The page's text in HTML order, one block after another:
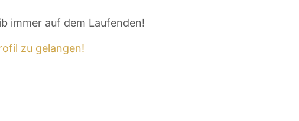
immer auf dem Laufenden!
zu gelangen!